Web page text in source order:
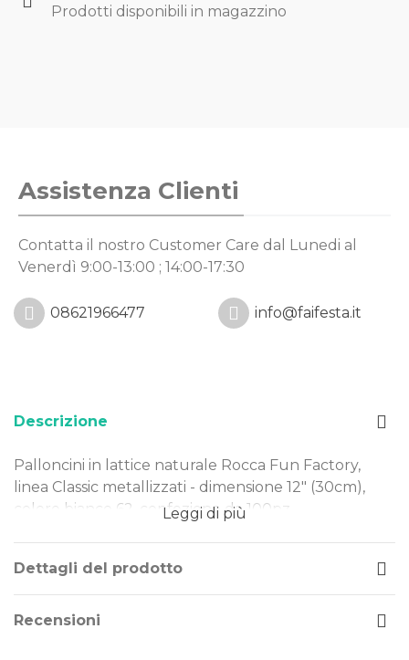
Prodotti disponibili in magazzino
Assistenza Clienti
Contatta il nostro Customer Care dal Lunedi al
Venerdì 9:00-13:00 ; 14:00-17:30
08621966477 info@faifesta.it
Descrizione
Palloncini in lattice naturale Rocca Fun Factory,
linea Classic metallizzati - dimensione 12" (30cm),
colore bianco 62, confezione da 100pz.
Dimensione: 12" (30cm)
Tipo Colore: metallizzati
Gonfiaggio: aria o elio
Leggi di più
Dettagli del prodotto
Recensioni